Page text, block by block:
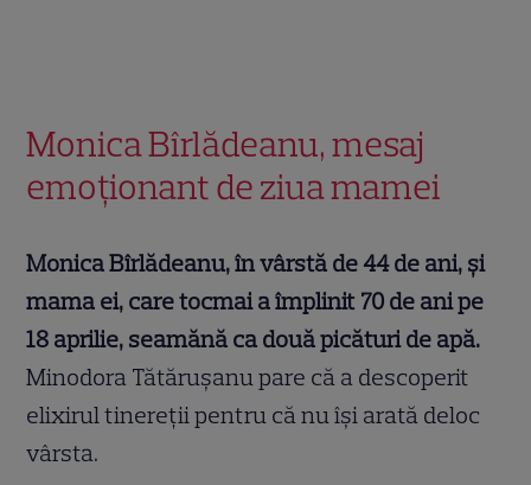
Monica Bîrlădeanu, mesaj
emoționant de ziua mamei
Monica Bîrlădeanu, în vârstă de 44 de ani, și
mama ei, care tocmai a împlinit 70 de ani pe
18 aprilie, seamănă ca două picături de apă.
Minodora Tătărușanu pare că a descoperit
elixirul tinereții pentru că nu își arată deloc
vârsta.